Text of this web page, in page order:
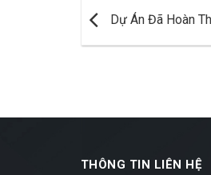
Dự Án Đã Hoàn
THÔNG TIN LIÊN HỆ